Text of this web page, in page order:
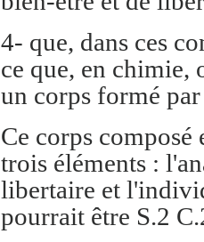
4- que, dans ces
ce que, en chimie,
un corps formé
Ce corps composé
trois éléments :
libertaire et
pourrait être S.2